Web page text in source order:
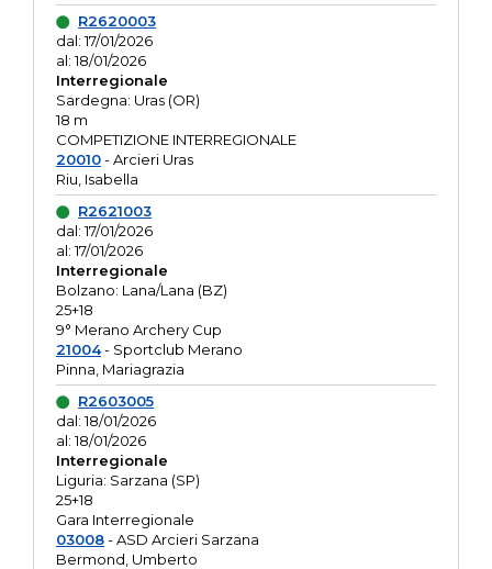
R2620003
dal: 17/01/2026
al: 18/01/2026
Interregionale
Sardegna: Uras (OR)
18 m
COMPETIZIONE INTERREGIONALE
20010- Arcieri Uras
Riu, Isabella
R2621003
dal: 17/01/2026
al: 17/01/2026
Interregionale
Bolzano: Lana/Lana (BZ)
25+18
9° Merano Archery Cup
21004- Sportclub Merano
Pinna, Mariagrazia
R2603005
dal: 18/01/2026
al: 18/01/2026
Interregionale
Liguria: Sarzana (SP)
25+18
Gara Interregionale
03008- ASD Arcieri Sarzana
Bermond, Umberto